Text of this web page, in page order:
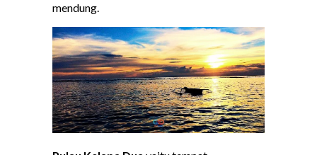
mendung.